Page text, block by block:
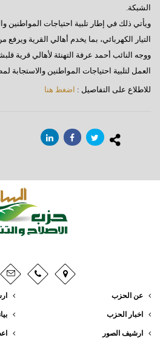
الشبكة.
ويأتي ذلك في إطار تلبية احتياجات المواطنين
التيار الكهربائي، بما يخدم أهالي القرية
ووجه النائب أحمد عرفة التهنئة لأهالي قرية
العمل لتلبية احتياجات المواطنين والاستجابة
للاطلاع على التفاصيل : اضغط هنا
عن الحزب
اخبار الحزب
ارشيف الصور